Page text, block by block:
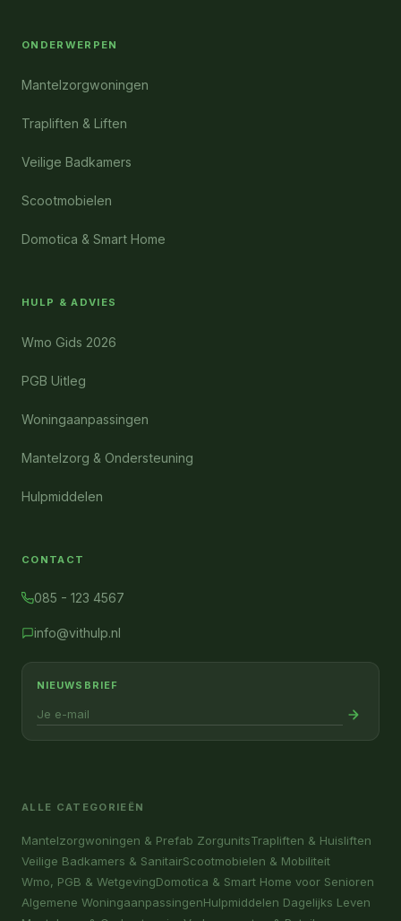
ONDERWERPEN
Mantelzorgwoningen
Trapliften & Liften
Veilige Badkamers
Scootmobielen
Domotica & Smart Home
HULP & ADVIES
Wmo Gids 2026
PGB Uitleg
Woningaanpassingen
Mantelzorg & Ondersteuning
Hulpmiddelen
CONTACT
085 - 123 4567
info@vithulp.nl
NIEUWSBRIEF
ALLE CATEGORIEËN
Mantelzorgwoningen & Prefab ZorgunitsTrapliften & Huisliften
Veilige Badkamers & SanitairScootmobielen & Mobiliteit
Wmo, PGB & WetgevingDomotica & Smart Home voor Senioren
Algemene WoningaanpassingenHulpmiddelen Dagelijks Leven